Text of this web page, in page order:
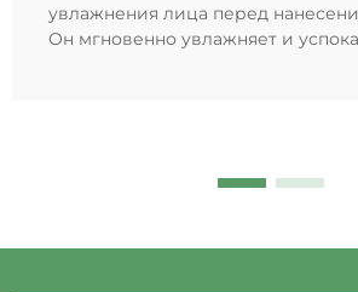
увлажнения лица перед
Он мгновенно увлажняет и